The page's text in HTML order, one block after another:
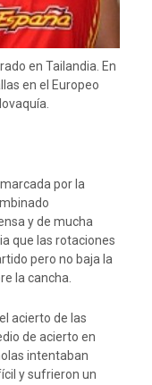
en Tailandia. En
en el Europeo
por la
y de mucha
que las rotaciones
pero no baja la
la cancha.
acierto de las
de acierto en
intentaban
y sufrieron un